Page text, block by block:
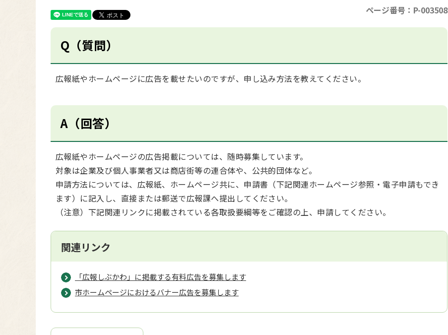
ページ番号：P-003508
Q（質問）
広報紙やホームページに広告を載せたいのですが、申し込み方法を教えてください。
A（回答）
広報紙やホームページの広告掲載については、随時募集しています。
対象は企業及び個人事業者又は商店街等の連合体や、公共的団体など。
申請方法については、広報紙、ホームページ共に、申請書（下記関連ホームページ参照・電子申請もでき
ます）に記入し、直接または郵送で広報課へ提出してください。
（注意）下記関連リンクに掲載されている各取扱要綱等をご確認の上、申請してください。
関連リンク
「広報しぶかわ」に掲載する有料広告を募集します
市ホームページにおけるバナー広告を募集します